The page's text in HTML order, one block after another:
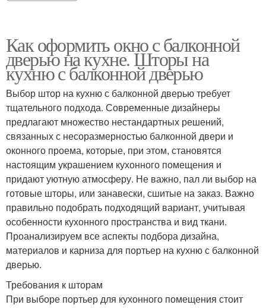
Как оформить окно с балконной
дверью на кухне. Шторы на
кухню с балконной дверью
Выбор штор на кухню с балконной дверью требует
тщательного подхода. Современные дизайнеры
предлагают множество нестандартных решений,
связанных с несоразмерностью балконной двери и
оконного проема, которые, при этом, становятся
настоящим украшением кухонного помещения и
придают уютную атмосферу. Не важно, пал ли выбор на
готовые шторы, или занавески, сшитые на заказ. Важно
правильно подобрать подходящий вариант, учитывая
особенности кухонного пространства и вид ткани.
Проанализируем все аспекты подбора дизайна,
материалов и карниза для портьер на кухню с балконной
дверью.
Требования к шторам
При выборе портьер для кухонного помещения стоит